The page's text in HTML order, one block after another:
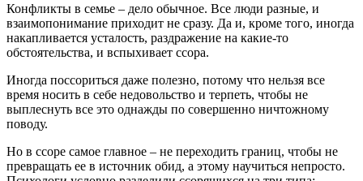
Конфликты в семье – дело обычное. Все люди разные, и
взаимопонимание приходит не сразу. Да и, кроме того, иногда
накапливается усталость, раздражение на какие-то
обстоятельства, и вспыхивает ссора.
Иногда поссориться даже полезно, потому что нельзя все
время носить в себе недовольство и терпеть, чтобы не
выплеснуть все это однажды по совершенно ничтожному
поводу.
Но в ссоре самое главное – не переходить границ, чтобы не
превращать ее в источник обид, а этому научиться непросто.